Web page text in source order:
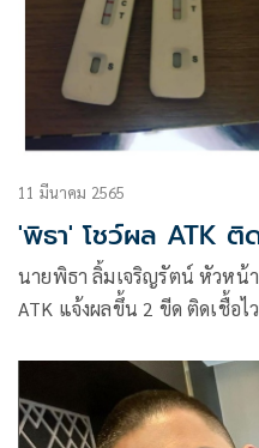
11 มีนาคม 2565
'พิธา' โชว์ผล ATK ติ
นายพิธา ลิ้มเจริญรัตน์ หัวหน้
ATK แจ้งผลขึ้น 2 ขีด ติดเชื้อ